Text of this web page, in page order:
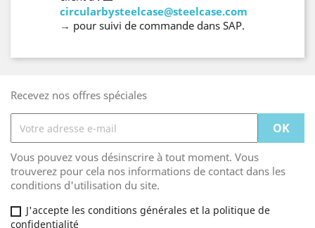
circularbysteelcase@steelcase.com
→ pour suivi de commande dans SAP.
Recevez nos offres spéciales
Vous pouvez vous désinscrire à tout moment. Vous
trouverez pour cela nos informations de contact dans les
conditions d'utilisation du site.
J'accepte les conditions générales et la politique de
confidentialité